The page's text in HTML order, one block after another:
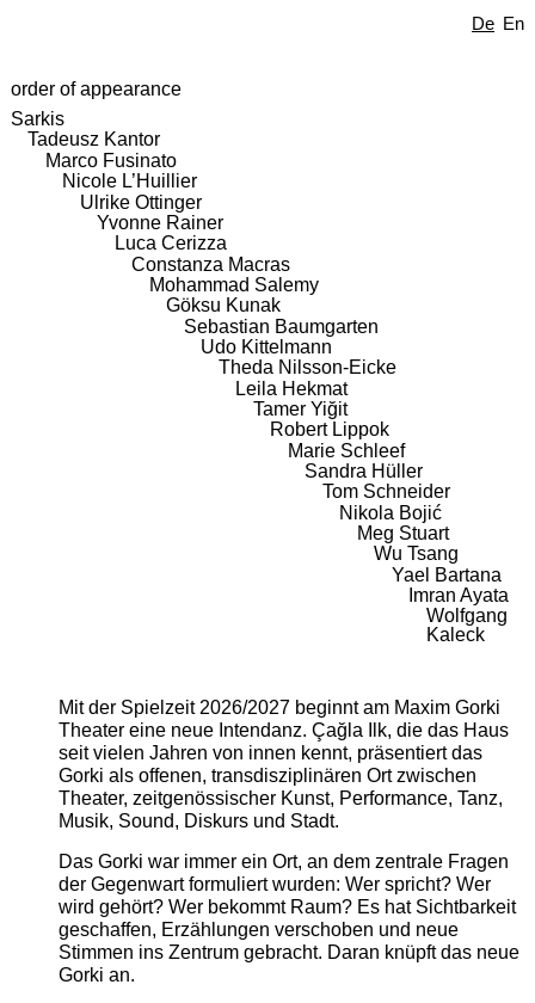
De En
order of appearance
Sarkis
Tadeusz Kantor
Marco Fusinato
Nicole L’Huillier
Ulrike Ottinger
Yvonne Rainer
Luca Cerizza
Constanza Macras
Mohammad Salemy
Göksu Kunak
Sebastian Baumgarten
Udo Kittelmann
Theda Nilsson-Eicke
Leila Hekmat
Tamer Yiğit
Robert Lippok
Marie Schleef
Sandra Hüller
Tom Schneider
Nikola Bojić
Meg Stuart
Wu Tsang
Yael Bartana
Imran Ayata
Wolfgang
Kaleck
Mit der Spielzeit 2026/2027 beginnt am Maxim Gorki
Theater eine neue Intendanz. Çağla Ilk, die das Haus
seit vielen Jahren von innen kennt, präsentiert das
Gorki als offenen, transdisziplinären Ort zwischen
Theater, zeitgenössischer Kunst, Performance, Tanz,
Musik, Sound, Diskurs und Stadt.
Das Gorki war immer ein Ort, an dem zentrale Fragen
der Gegenwart formuliert wurden: Wer spricht? Wer
wird gehört? Wer bekommt Raum? Es hat Sichtbarkeit
geschaffen, Erzählungen verschoben und neue
Stimmen ins Zentrum gebracht. Daran knüpft das neue
Gorki an.